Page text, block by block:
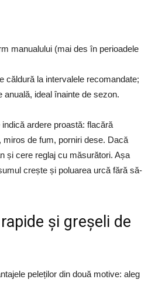
manualului (mai des în perioadele
căldură la intervalele recomandate;
anuală, ideal înainte de sezon.
ardere proastă: flacără
miros de fum, porniri dese. Dacă
și cere reglaj cu măsurători. Așa
crește și poluarea urcă fără să-
și greșeli de
peleților din două motive: aleg